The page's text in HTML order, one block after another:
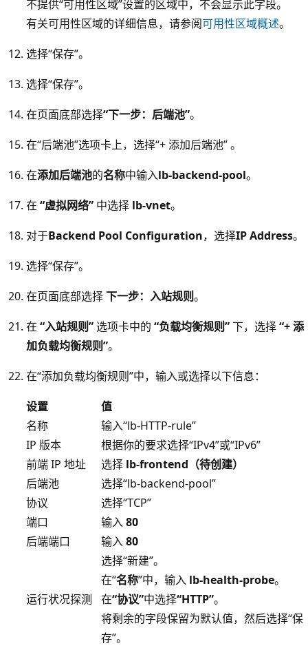
不提供“可用性区域”设置的区域中，不会显示此字段。
有关可用性区域的详细信息，请参阅可用性区域概述。
选择“保存”。
选择“保存”。
在页面底部选择“下一步：后端池”。
在“后端池”选项卡上，选择“+ 添加后端池” 。
在添加后端池的名称中输入lb-backend-pool。
在 “虚拟网络” 中选择 lb-vnet。
对于Backend Pool Configuration，选择IP Address。
选择“保存”。
在页面底部选择下一步：入站规则。
在 “入站规则”选项卡中的 “负载均衡规则”下，选择“+ 添
加负载均衡规则”。
在“添加负载均衡规则”中，输入或选择以下信息：
设置
值
名称
输入“lb-HTTP-rule”
IP 版本
根据你的要求选择“IPv4”或“IPv6”
前端 IP 地址
选择 lb-frontend（待创建）
后端池
选择“lb-backend-pool”
协议
选择“TCP”
端口
输入80
后端端口
输入80
运行状况探测
选择“新建”。
在“名称”中，输入 lb-health-probe。
在“协议”中选择“HTTP”。
将剩余的字段保留为默认值，然后选择“保
存”。